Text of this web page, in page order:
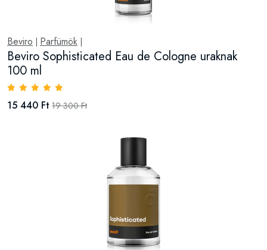
Beviro Parfümök
Beviro Sophisticated Eau de Cologne uraknak
100 ml
15 440 Ft 19 300 Ft